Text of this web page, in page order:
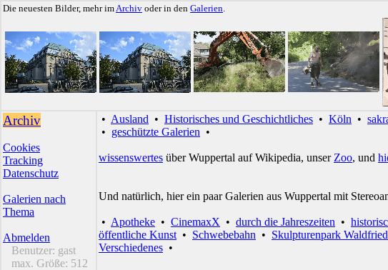
Die neuesten Bilder, mehr imArchiv oder in den Galerien.
Archiv
Cookies
Tracking
Datenschutz
Galerien nach
Thema
Abmelden
Benutzer: gast
max. Größe: 512
• Ausland • Historisches und Geschichtliches • Köln •
• geschützte Galerien •
wissenswertes über Wuppertal auf Wikipedia, unser Zoo, und
Und natürlich, hier ein paar Galerien aus Wuppertal mit
• Apotheke • CinemaxX • durch die Jahreszeiten •
öffentliche Kunst • Schwebebahn • Skulpturenpark
Verschiedenes •